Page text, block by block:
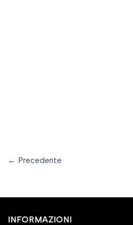
← Precedente
INFORMAZIONI